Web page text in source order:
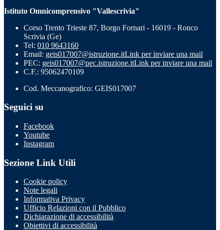
Istituto Omnicomprensivo "Vallescrivia"
Corso Trento Trieste 87, Borgo Fornari - 16019 - Ronco
Scrivia (Ge)
Tel: 010 9643160
Email: geis017007@istruzione.itLink per inviare una mail
PEC: geis017007@pec.istruzione.itLink per inviare una mail
C.F.: 95062470109
Cod. Meccanografico: GEIS017007
Seguici su
Facebook
Youtube
Instagram
Sezione Link Utili
Cookie policy
Note legali
Informativa Privacy
Ufficio Relazioni con il Pubblico
Dichiarazione di accessibilità
Obiettivi di accessibilità